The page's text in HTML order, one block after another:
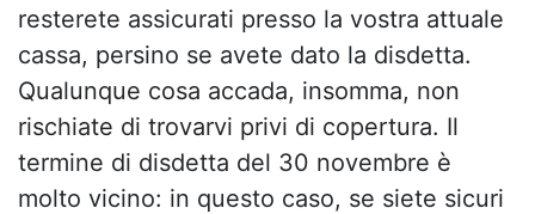
resterete assicurati presso la vostra attuale
cassa, persino se avete dato la disdetta.
Qualunque cosa accada, insomma, non
rischiate di trovarvi privi di copertura. Il
termine di disdetta del 30 novembre è
molto vicino: in questo caso, se siete sicuri